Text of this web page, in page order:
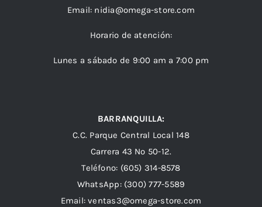
Email: nidia@omega-store.com
Horario de atención:
Lunes a sábado de 9:00 am a 7:00 pm
BARRANQUILLA:
C.C. Parque Central Local 148
Carrera 43 Nº 50-12.
Teléfono: (605) 314-8578
WhatsApp: (300) 777-5589
Email: ventas3@omega-store.com